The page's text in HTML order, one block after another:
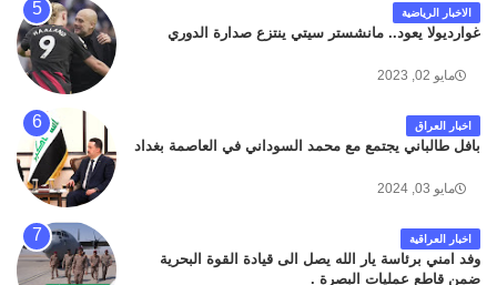
الاخبار الرياضية
غوارديولا يعود.. مانشستر سيتي ينتزع صدارة الدوري
مايو 02, 2023
اخبار العراق
بافل طالباني يجتمع مع محمد السوداني في العاصمة بغداد
مايو 03, 2024
اخبار العراقية
وفد امني برئاسة يار الله يصل الى قيادة القوة البحرية
ضمن قاطع عمليات البصرة .